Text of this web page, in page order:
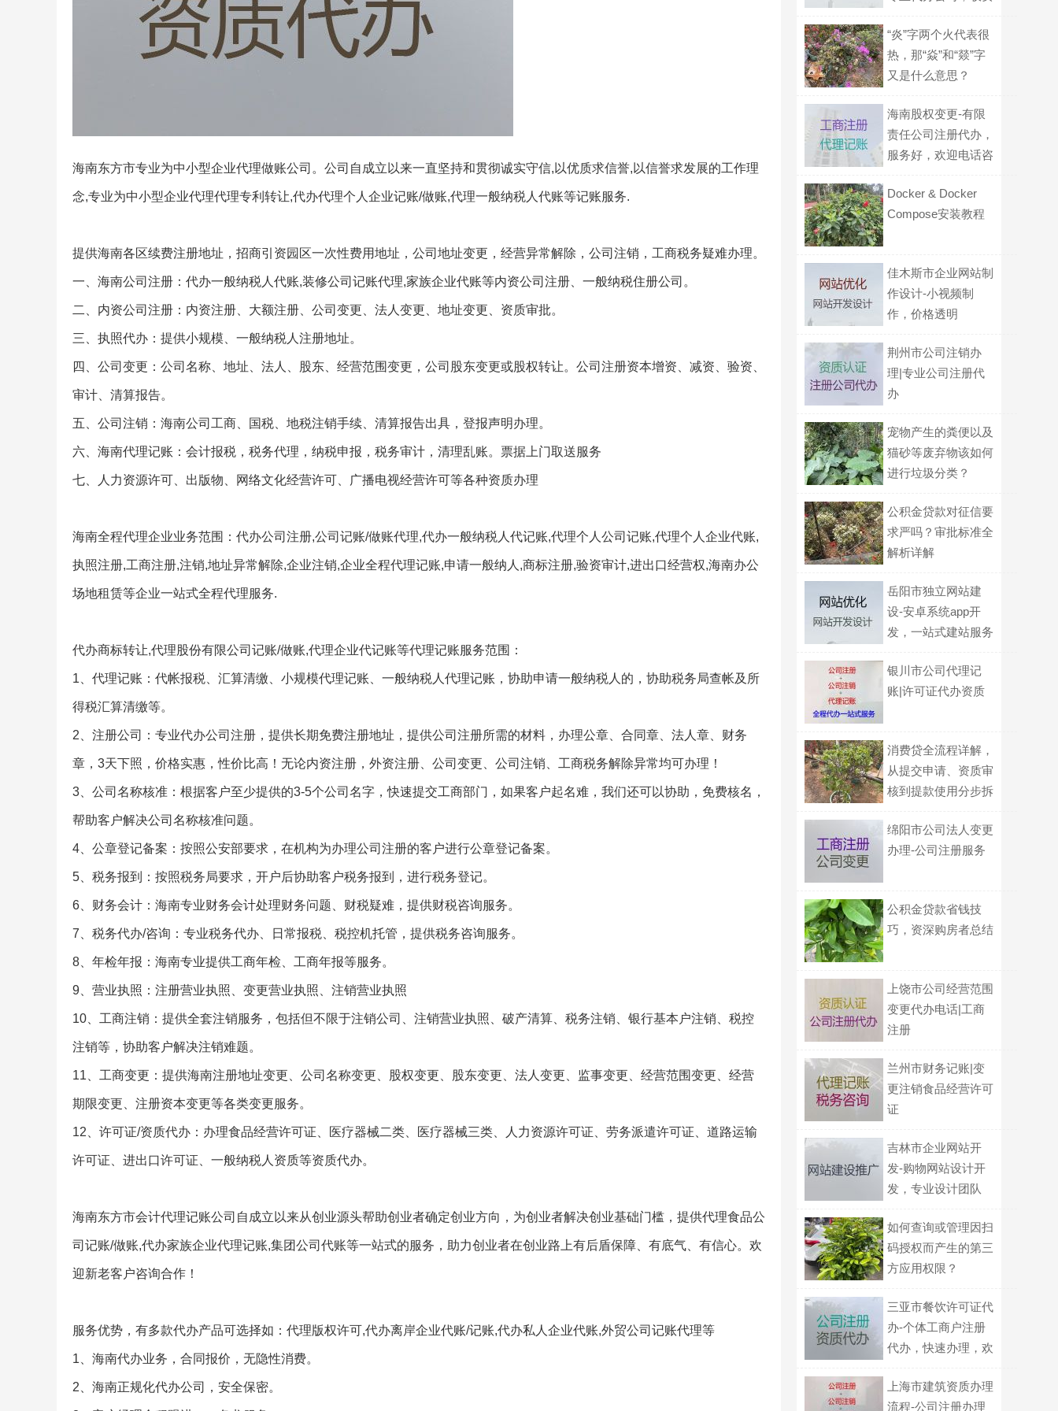
海南东方市专业为中小型企业代理做账公司。公司自成立以来一直坚持和贯彻诚实守信,以优质求信誉,以信誉求发展的工作理
念,专业为中小型企业代理代理专利转让,代办代理个人企业记账/做账,代理一般纳税人代账等记账服务.
提供海南各区续费注册地址，招商引资园区一次性费用地址，公司地址变更，经营异常解除，公司注销，工商税务疑难办理。
一、海南公司注册：代办一般纳税人代账,装修公司记账代理,家族企业代账等内资公司注册、一般纳税住册公司。
二、内资公司注册：内资注册、大额注册、公司变更、法人变更、地址变更、资质审批。
三、执照代办：提供小规模、一般纳税人注册地址。
四、公司变更：公司名称、地址、法人、股东、经营范围变更，公司股东变更或股权转让。公司注册资本增资、减资、验资、
审计、清算报告。
五、公司注销：海南公司工商、国税、地税注销手续、清算报告出具，登报声明办理。
六、海南代理记账：会计报税，税务代理，纳税申报，税务审计，清理乱账。票据上门取送服务
七、人力资源许可、出版物、网络文化经营许可、广播电视经营许可等各种资质办理
海南全程代理企业业务范围：代办公司注册,公司记账/做账代理,代办一般纳税人代记账,代理个人公司记账,代理个人企业代账,
执照注册,工商注册,注销,地址异常解除,企业注销,企业全程代理记账,申请一般纳人,商标注册,验资审计,进出口经营权,海南办公
场地租赁等企业一站式全程代理服务.
代办商标转让,代理股份有限公司记账/做账,代理企业代记账等代理记账服务范围：
1、代理记账：代帐报税、汇算清缴、小规模代理记账、一般纳税人代理记账，协助申请一般纳税人的，协助税务局查帐及所
得税汇算清缴等。
2、注册公司：专业代办公司注册，提供长期免费注册地址，提供公司注册所需的材料，办理公章、合同章、法人章、财务
章，3天下照，价格实惠，性价比高！无论内资注册，外资注册、公司变更、公司注销、工商税务解除异常均可办理！
3、公司名称核准：根据客户至少提供的3-5个公司名字，快速提交工商部门，如果客户起名难，我们还可以协助，免费核名，
帮助客户解决公司名称核准问题。
4、公章登记备案：按照公安部要求，在机构为办理公司注册的客户进行公章登记备案。
5、税务报到：按照税务局要求，开户后协助客户税务报到，进行税务登记。
6、财务会计：海南专业财务会计处理财务问题、财税疑难，提供财税咨询服务。
7、税务代办/咨询：专业税务代办、日常报税、税控机托管，提供税务咨询服务。
8、年检年报：海南专业提供工商年检、工商年报等服务。
9、营业执照：注册营业执照、变更营业执照、注销营业执照
10、工商注销：提供全套注销服务，包括但不限于注销公司、注销营业执照、破产清算、税务注销、银行基本户注销、税控
注销等，协助客户解决注销难题。
11、工商变更：提供海南注册地址变更、公司名称变更、股权变更、股东变更、法人变更、监事变更、经营范围变更、经营
期限变更、注册资本变更等各类变更服务。
12、许可证/资质代办：办理食品经营许可证、医疗器械二类、医疗器械三类、人力资源许可证、劳务派遣许可证、道路运输
许可证、进出口许可证、一般纳税人资质等资质代办。
海南东方市会计代理记账公司自成立以来从创业源头帮助创业者确定创业方向，为创业者解决创业基础门槛，提供代理食品公
司记账/做账,代办家族企业代理记账,集团公司代账等一站式的服务，助力创业者在创业路上有后盾保障、有底气、有信心。欢
迎新老客户咨询合作！
服务优势，有多款代办产品可选择如：代理版权许可,代办离岸企业代账/记账,代办私人企业代账,外贸公司记账代理等
1、海南代办业务，合同报价，无隐性消费。
2、海南正规化代办公司，安全保密。
“炎”字两个火代表很
热，那“焱”和“燚”字
又是什么意思？
海南股权变更-有限
责任公司注册代办，
服务好，欢迎电话咨
Docker & Docker
Compose安装教程
佳木斯市企业网站制
作设计-小视频制
作，价格透明
荆州市公司注销办
理|专业公司注册代
办
宠物产生的粪便以及
猫砂等废弃物该如何
进行垃圾分类？
公积金贷款对征信要
求严吗？审批标准全
解析详解
岳阳市独立网站建
设-安卓系统app开
发，一站式建站服务
银川市公司代理记
账|许可证代办资质
消费贷全流程详解，
从提交申请、资质审
核到提款使用分步拆
绵阳市公司法人变更
办理-公司注册服务
公积金贷款省钱技
巧，资深购房者总结
上饶市公司经营范围
变更代办电话|工商
注册
兰州市财务记账|变
更注销食品经营许可
证
吉林市企业网站开
发-购物网站设计开
发，专业设计团队
如何查询或管理因扫
码授权而产生的第三
方应用权限？
三亚市餐饮许可证代
办-个体工商户注册
代办，快速办理，欢
上海市建筑资质办理
流程-公司注册办理